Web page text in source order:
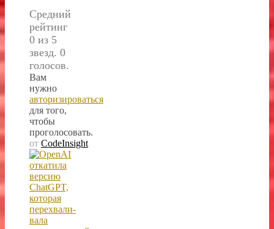
Средний
рейтинг
0 из 5
звезд. 0
голосов.
Вам
нужно
авторизироваться
для того,
чтобы
проголосовать.
от CodeInsight